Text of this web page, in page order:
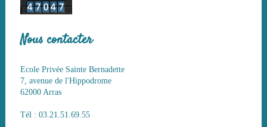
Nous contacter
Ecole Privée Sainte Bernadette
7, avenue de l'Hippodrome
62000 Arras
Tél : 03.21.51.69.55